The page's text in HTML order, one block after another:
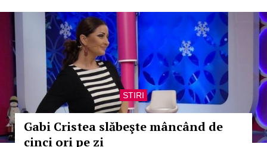
STIRI
Gabi Cristea slăbeşte mâncând de
cinci ori pe zi